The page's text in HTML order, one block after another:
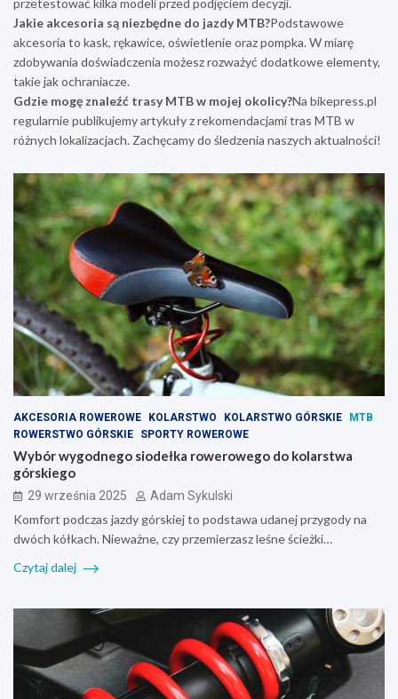
przetestować kilka modeli przed podjęciem decyzji.
Jakie akcesoria są niezbędne do jazdy MTB?Podstawowe
akcesoria to kask, rękawice, oświetlenie oraz pompka. W miarę
zdobywania doświadczenia możesz rozważyć dodatkowe elementy,
takie jak ochraniacze.
Gdzie mogę znaleźć trasy MTB w mojej okolicy?Na bikepress.pl
regularnie publikujemy artykuły z rekomendacjami tras MTB w
różnych lokalizacjach. Zachęcamy do śledzenia naszych aktualności!
AKCESORIA ROWEROWE KOLARSTWO KOLARSTWO GÓRSKIE
MTB
ROWERSTWO GÓRSKIE
SPORTY ROWEROWE
Wybór wygodnego siodełka rowerowego do kolarstwa
górskiego
29 września 2025 Adam Sykulski
Komfort podczas jazdy górskiej to podstawa udanej przygody na
dwóch kółkach. Nieważne, czy przemierzasz leśne ścieżki…
Czytaj dalej